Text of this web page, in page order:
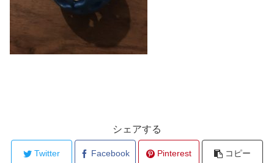
シェアする
Twitter Facebook Pinterest コピー